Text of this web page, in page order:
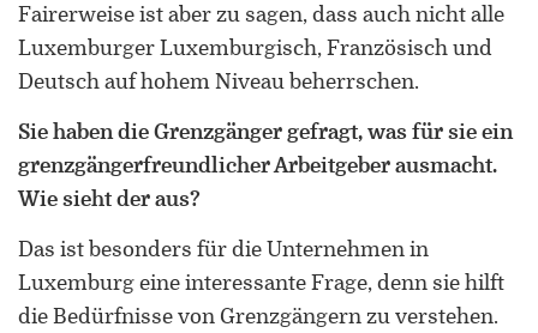
Fairerweise ist aber zu sagen, dass auch nicht alle
Luxemburger Luxemburgisch, Französisch und
Deutsch auf hohem Niveau beherrschen.
Sie haben die Grenzgänger gefragt, was für sie ein
grenzgängerfreundlicher Arbeitgeber ausmacht.
Wie sieht der aus?
Das ist besonders für die Unternehmen in
Luxemburg eine interessante Frage, denn sie hilft
die Bedürfnisse von Grenzgängern zu verstehen.